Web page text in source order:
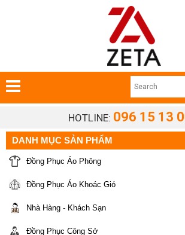
HOTLINE: 096 15 13
DANH MỤC SẢN PHẨM
Đồng Phục Áo Phông
Đồng Phục Áo Khoác Gió
Nhà Hàng - Khách Sạn
Đồng Phục Công Sở